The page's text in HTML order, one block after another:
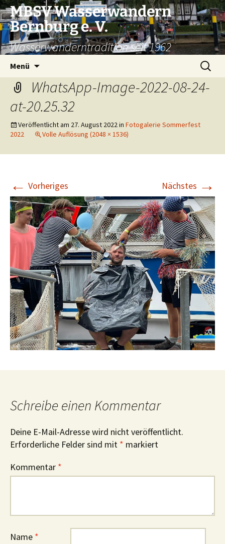
Zum
Inhalt
springen
MBSV Wasserwandern
Bernburg e. V.
Wasserwanderntradition seit 1962
Menü
Suchen
nach:
WhatsApp-Image-2022-08-24-
at-20.25.32
Veröffentlicht am 27. August 2022in Fotogalerie Sommerfest
2022
Volle Auflösung (2048 × 1536)
← Vorheriges Nächstes →
Schreibe einen Kommentar
Deine E-Mail-Adresse wird nicht veröffentlicht.
Erforderliche Felder sind mit * markiert
Kommentar *
Name *